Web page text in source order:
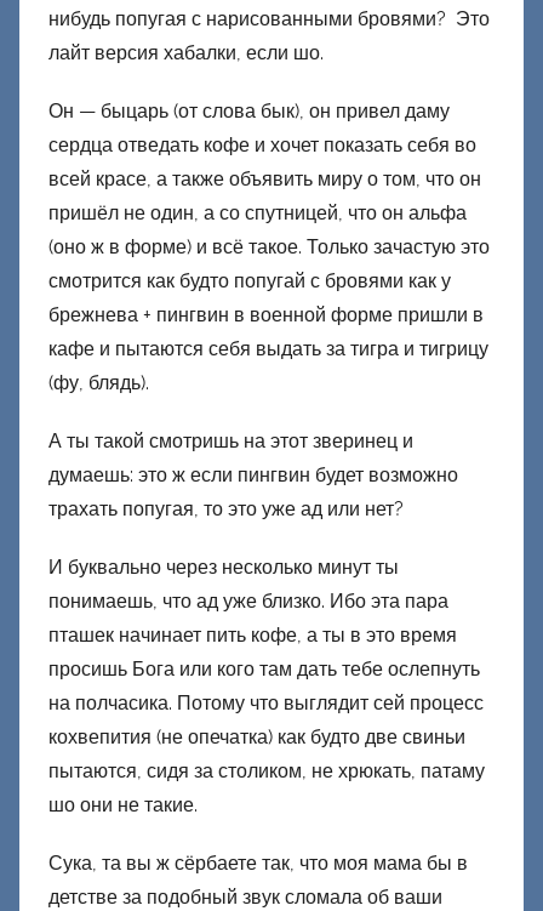
нибудь попугая с нарисованными бровями? Это
лайт версия хабалки, если шо.
Он — быцарь (от слова бык), он привел даму
сердца отведать кофе и хочет показать себя во
всей красе, а также объявить миру о том, что он
пришёл не один, а со спутницей, что он альфа
(оно ж в форме) и всё такое. Только зачастую это
смотрится как будто попугай с бровями как у
брежнева + пингвин в военной форме пришли в
кафе и пытаются себя выдать за тигра и тигрицу
(фу, блядь).
А ты такой смотришь на этот зверинец и
думаешь: это ж если пингвин будет возможно
трахать попугая, то это уже ад или нет?
И буквально через несколько минут ты
понимаешь, что ад уже близко. Ибо эта пара
пташек начинает пить кофе, а ты в это время
просишь Бога или кого там дать тебе ослепнуть
на полчасика. Потому что выглядит сей процесс
кохвепития (не опечатка) как будто две свиньи
пытаются, сидя за столиком, не хрюкать, патаму
шо они не такие.
Сука, та вы ж сёрбаете так, что моя мама бы в
детстве за подобный звук сломала об ваши